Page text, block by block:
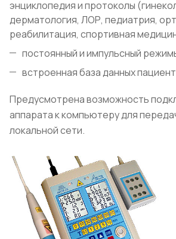
энциклопедия и протоколы
дерматология, ЛОР, педиатрия,
реабилитация, спортивная
постоянный и импульсный
встроенная база данных
Предусмотрена возможность
аппарата к компьютеру для
локальной сети.